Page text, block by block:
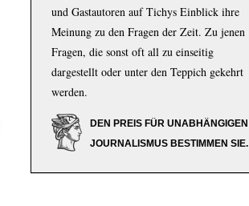
und Gastautoren auf Tichys Einblick ihre
Meinung zu den Fragen der Zeit. Zu jenen
Fragen, die sonst oft all zu einseitig
dargestellt oder unter den Teppich gekehrt
werden.
DEN PREIS FÜR UNABHÄNGIGEN
JOURNALISMUS BESTIMMEN SIE.